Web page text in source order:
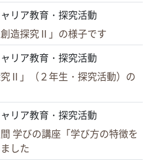
リア教育・探究活動
造探究Ⅱ」の様子です
リア教育・探究活動
究Ⅱ」（２年生・探究活動）の
リア教育・探究活動
学びの講座「学び方の特徴を
した